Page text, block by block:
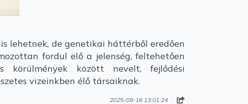
lehetnek, de genetikai háttérből eredően
fordul elő a jelenség, feltehetően
körülmények között nevelt, fejlődési
vizeinkben élő társaiknak.
2025-09-16 13:01:24